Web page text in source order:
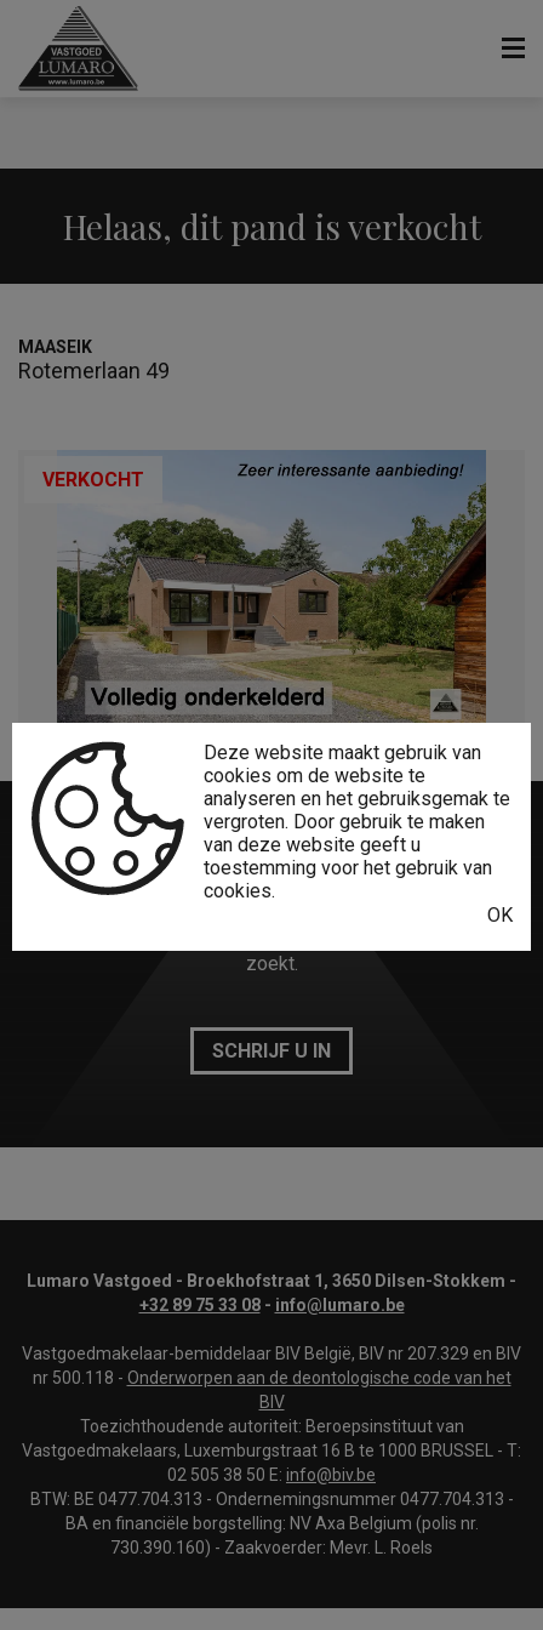
Helaas, dit pand is verkocht
MAASEIK
Rotemerlaan 49
VERKOCHT
Niet gevondenwat u zocht?
zoekt.
SCHRIJF U IN
Lumaro Vastgoed - Broekhofstraat 1, 3650 Dilsen-Stokkem -
+32 89 75 33 08- info@lumaro.be
Vastgoedmakelaar-bemiddelaar BIV België, BIV nr 207.329 en BIV
nr 500.118 - Onderworpen aan de deontologische code van het
BIV
Toezichthoudende autoriteit: Beroepsinstituut van
Vastgoedmakelaars, Luxemburgstraat 16 B te 1000 BRUSSEL - T:
02 505 38 50 E: info@biv.be
BTW: BE 0477.704.313 - Ondernemingsnummer 0477.704.313 -
BA en financiële borgstelling: NV Axa Belgium (polis nr.
730.390.160) - Zaakvoerder: Mevr. L. Roels
Deze website maakt gebruik van
cookies om de website te
analyseren en het gebruiksgemak te
vergroten. Door gebruik te maken
van deze website geeft u
toestemming voor het gebruik van
cookies.
OK